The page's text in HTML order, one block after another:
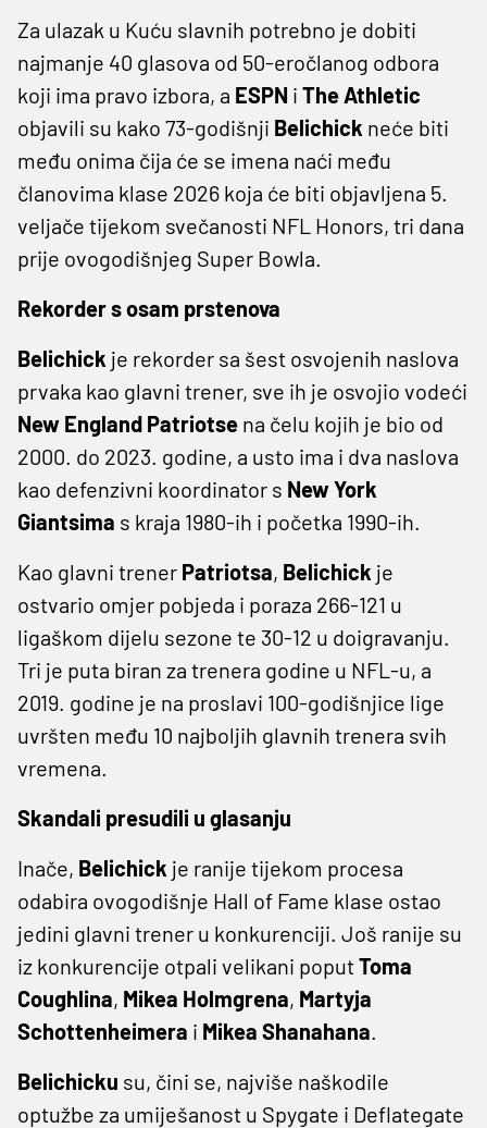
Za ulazak u Kuću slavnih potrebno je dobiti
najmanje 40 glasova od 50-eročlanog odbora
koji ima pravo izbora, a ESPN i The Athletic
objavili su kako 73-godišnji Belichick neće biti
među onima čija će se imena naći među
članovima klase 2026 koja će biti objavljena 5.
veljače tijekom svečanosti NFL Honors, tri dana
prije ovogodišnjeg Super Bowla.
Rekorder s osam prstenova
Belichick je rekorder sa šest osvojenih naslova
prvaka kao glavni trener, sve ih je osvojio vodeći
New England Patriotse na čelu kojih je bio od
2000. do 2023. godine, a usto ima i dva naslova
kao defenzivni koordinator s New York
Giantsima s kraja 1980-ih i početka 1990-ih.
Kao glavni trener Patriotsa, Belichick je
ostvario omjer pobjeda i poraza 266-121 u
ligaškom dijelu sezone te 30-12 u doigravanju.
Tri je puta biran za trenera godine u NFL-u, a
2019. godine je na proslavi 100-godišnjice lige
uvršten među 10 najboljih glavnih trenera svih
vremena.
Skandali presudili u glasanju
Inače, Belichick je ranije tijekom procesa
odabira ovogodišnje Hall of Fame klase ostao
jedini glavni trener u konkurenciji. Još ranije su
iz konkurencije otpali velikani poputToma
Coughlina, Mikea Holmgrena, Martyja
Schottenheimera i Mikea Shanahana.
Belichicku su, čini se, najviše naškodile
optužbe za umiješanost u Spygate i Deflategate